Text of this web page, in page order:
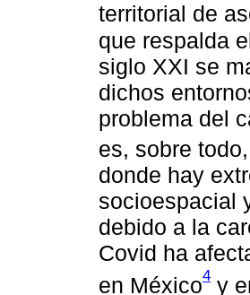
territorial de
que respalda
siglo XXI se
dichos
problema del
es, sobre
donde hay
socioespacial
debido a la
Covid ha
en México4 y